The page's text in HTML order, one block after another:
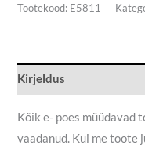
Tootekood: E5811
Kirjeldus
Kõik e- poes müüdavad
vaadanud. Kui me toote